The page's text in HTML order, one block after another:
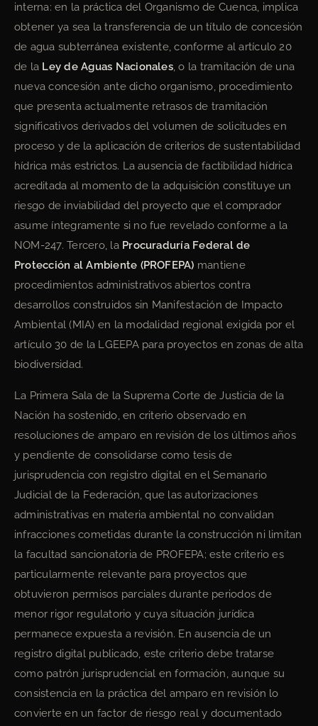
interna: en la práctica del Organismo de Cuenca, implica
obtener ya sea la transferencia de un título de concesión
de agua subterránea existente, conforme al artículo 20
de la Ley de Aguas Nacionales, o la tramitación de una
nueva concesión ante dicho organismo, procedimiento
que presenta actualmente retrasos de tramitación
significativos derivados del volumen de solicitudes en
proceso y de la aplicación de criterios de sustentabilidad
hídrica más estrictos. La ausencia de factibilidad hídrica
acreditada al momento de la adquisición constituye un
riesgo de inviabilidad del proyecto que el comprador
asume íntegramente si no fue revelado conforme a la
NOM-247. Tercero, la Procuraduría Federal de
Protección al Ambiente (PROFEPA) mantiene
procedimientos administrativos abiertos contra
desarrollos construidos sin Manifestación de Impacto
Ambiental (MIA) en la modalidad regional exigida por el
artículo 30 de la LGEEPA para proyectos en zonas de alta
biodiversidad.
La Primera Sala de la Suprema Corte de Justicia de la
Nación ha sostenido, en criterio observado en
resoluciones de amparo en revisión de los últimos años
y pendiente de consolidarse como tesis de
jurisprudencia con registro digital en el Semanario
Judicial de la Federación, que las autorizaciones
administrativas en materia ambiental no convalidan
infracciones cometidas durante la construcción ni limitan
la facultad sancionatoria de PROFEPA; este criterio es
particularmente relevante para proyectos que
obtuvieron permisos parciales durante periodos de
menor rigor regulatorio y cuya situación jurídica
permanece expuesta a revisión. En ausencia de un
registro digital publicado, este criterio debe tratarse
como patrón jurisprudencial en formación, aunque su
consistencia en la práctica del amparo en revisión lo
convierte en un factor de riesgo real y documentado